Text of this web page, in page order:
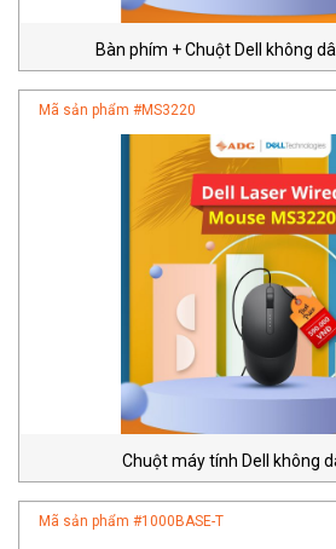
Bàn phím + Chuột Dell không
Mã sản phẩm #MS3220
Chuột máy tính Dell không
Mã sản phẩm #1000BASE-T